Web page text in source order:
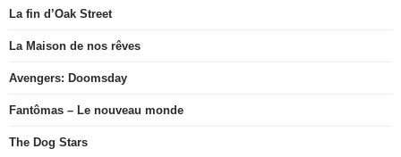
La fin d’Oak Street
La Maison de nos rêves
Avengers: Doomsday
Fantômas – Le nouveau monde
The Dog Stars